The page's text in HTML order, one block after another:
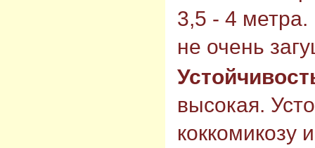
3,5 - 4 метра.
не очень
высокая.
коккомикозу